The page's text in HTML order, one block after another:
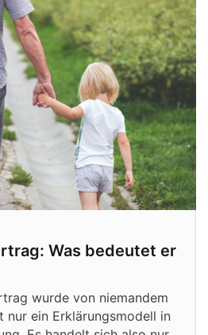
Was bedeutet er
wurde von niemandem
nur ein Erklärungsmodell in